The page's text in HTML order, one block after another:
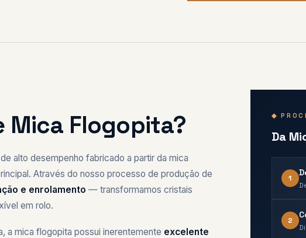
Mica Flogopita?
alto desempenho fabricado a partir da mica
Através do nosso processo de produção de
e enrolamento — transformamos cristais
em rolo.
a mica flogopita possui inerentemente excelente
◆
Da
1
2